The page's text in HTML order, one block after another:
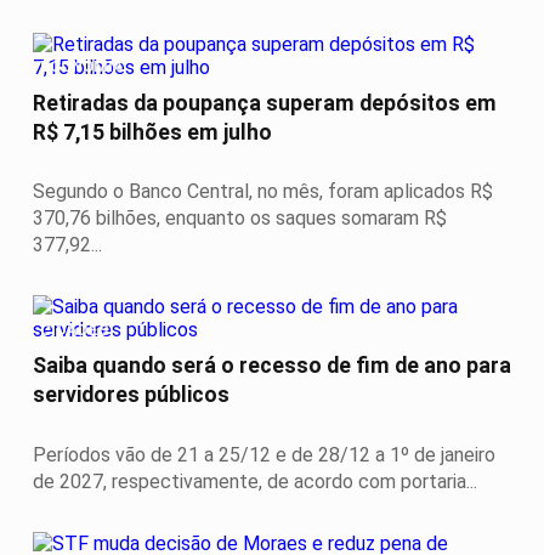
ECONOMIA
Retiradas da poupança superam depósitos em
R$ 7,15 bilhões em julho
Segundo o Banco Central, no mês, foram aplicados R$
370,76 bilhões, enquanto os saques somaram R$
377,92...
CIDADES
Saiba quando será o recesso de fim de ano para
servidores públicos
Períodos vão de 21 a 25/12 e de 28/12 a 1º de janeiro
de 2027, respectivamente, de acordo com portaria...